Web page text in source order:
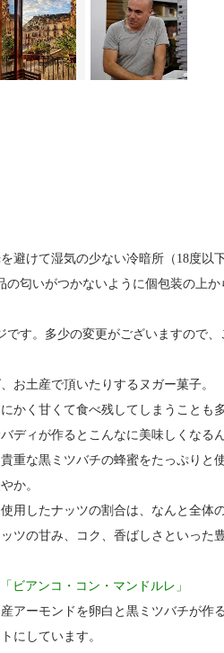
避けて湿気の少ない冷暗所（18度以
の匂いがつかないように個包装の上
す。多少の変更がございますので、
お土産で頂いたりするヌガー菓子。
かく甘くて食べ残してしまうことも
ディが作るとこんなに美味しくなる
重な黒ミツバチの蜂蜜をたっぷり
か。
用したナッツの割合は、なんと全体
ツの甘み、コク、香ばしさといった
ビアンコ・コン・マンドルレ」
アーモンドを卵白と黒ミツバチが
にしています。